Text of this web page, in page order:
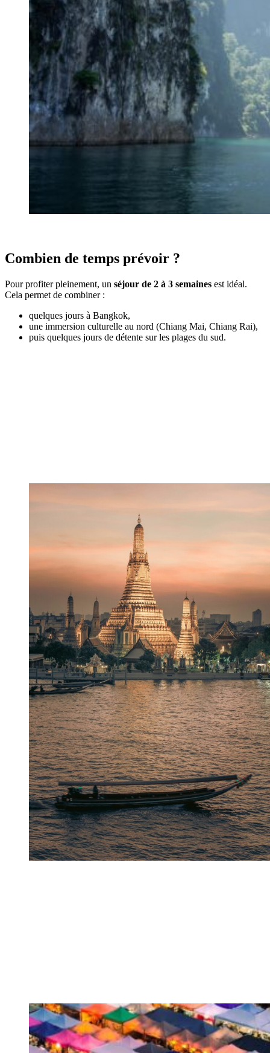
Combien de temps prévoir ?
Pour profiter pleinement, un séjour de 2 à 3 semaines est idéal.
Cela permet de combiner :
quelques jours à Bangkok,
une immersion culturelle au nord (Chiang Mai, Chiang Rai),
puis quelques jours de détente sur les plages du sud.